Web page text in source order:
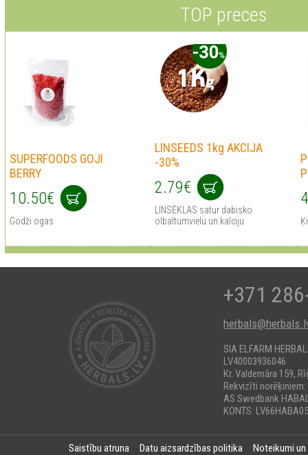
TOP preces
SUPERFOODS GOJI
BERRY
10.50€
Godži ogas
LINSEEDS 1kg AKCIJA
-30%
2.79€
LINSĒKLAS satur dabisko
olbaltumvielu un kalciju
+371
SIA ELFARM
LV40003936046
Kr. Valdemāra 159,
Rekvizīti norēķiniem:
AS Swedbank
KONTS:
Saistību atruna Datu aizsardzības politika Noteikumi